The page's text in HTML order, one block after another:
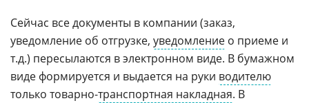
Сейчас все документы в компании (заказ,
уведомление об отгрузке, уведомление о приеме и
т.д.) пересылаются в электронном виде. В бумажном
виде формируется и выдается на руки водителю
только товарно-транспортная накладная. В